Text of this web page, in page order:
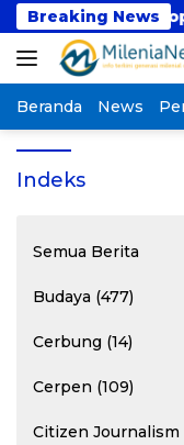
Langsung
ke
konten
Breaking News
Antar 4 Proposal
Beranda News
Indeks
Semua Berita
Budaya (477)
Cerbung (14)
Cerpen (109)
Citizen Journalism